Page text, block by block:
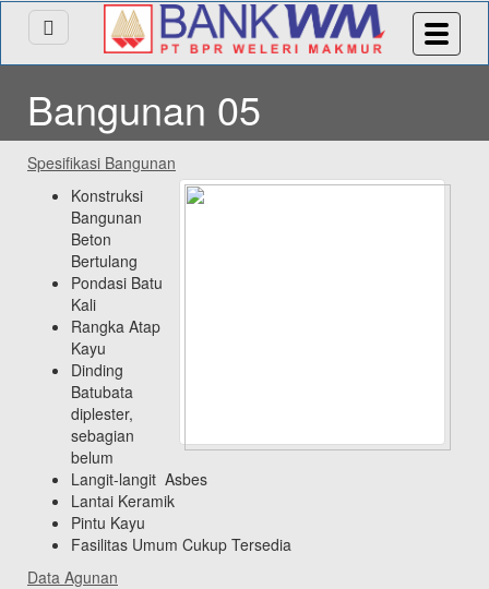
Bangunan 05
Spesifikasi Bangunan
Konstruksi
Bangunan
Beton
Bertulang
Pondasi Batu
Kali
Rangka Atap
Kayu
Dinding
Batubata
diplester,
sebagian
belum
Langit-langit Asbes
Lantai Keramik
Pintu Kayu
Fasilitas Umum Cukup Tersedia
Data Agunan